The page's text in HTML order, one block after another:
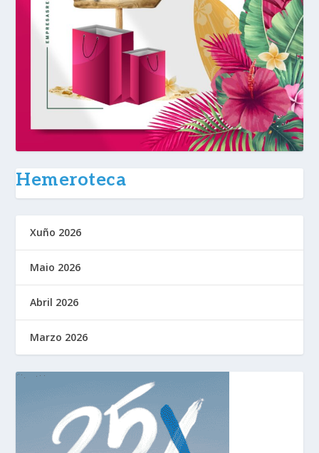
Hemeroteca
Xuño 2026
Maio 2026
Abril 2026
Marzo 2026